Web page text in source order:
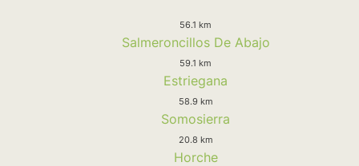
56.1 km
Salmeroncillos De Abajo
59.1 km
Estriegana
58.9 km
Somosierra
20.8 km
Horche